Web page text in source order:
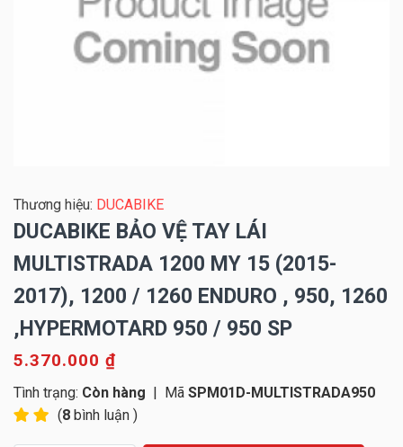
Thương hiệu: DUCABIKE
DUCABIKE BẢO VỆ TAY LÁI
MULTISTRADA 1200 MY 15 (2015-
2017), 1200 / 1260 ENDURO , 950, 1260
,HYPERMOTARD 950 / 950 SP
5.370.000 ₫
Tình trạng: Còn hàng Mã SPM01D-MULTISTRADA950
(8 bình luận )